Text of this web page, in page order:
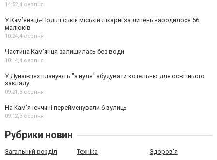
14:52,4 серпня
У Кам’янець-Подільській міській лікарні за липень народилося 56
малюків
10:24,4 серпня
Частина Кам'янця залишилась без води
10:14,4 серпня
У Дунаївцях планують "з нуля" збудувати котельню для освітнього
закладу
09:21,3 серпня
На Камʼянеччині перейменували 6 вулиць
09:12,3 серпня
Рубрики новин
Загальний розділ Техніка Здоров'я